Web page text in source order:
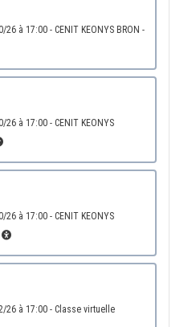
du 14/12/26 à 09:00 au 18/12/26 à 17:00 - Classe virtuelle